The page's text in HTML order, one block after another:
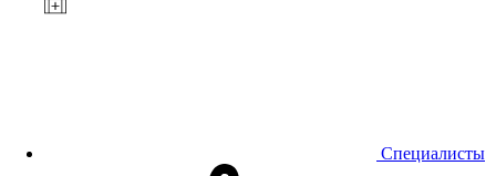
Специалисты